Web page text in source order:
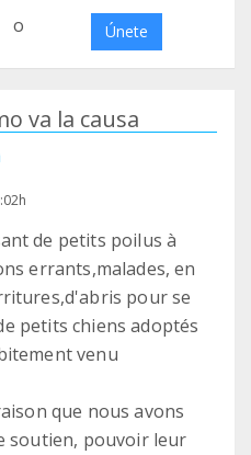
o Únete
va la causa
de petits poilus à
errants,malades, en
pour se
petits chiens adoptés
venu
que nous avons
soutien, pouvoir leur